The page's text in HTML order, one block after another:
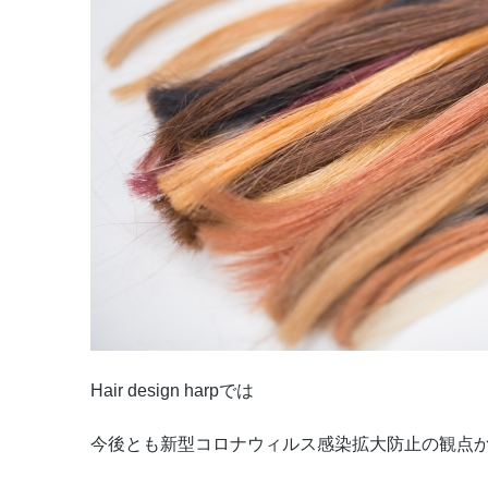
Hair design harpでは
今後とも新型コロナウィルス感染拡大防止の観点